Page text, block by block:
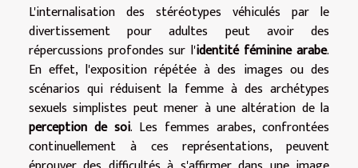
L'internalisation des stéréotypes véhiculés par le
divertissement pour adultes peut avoir des
répercussions profondes sur l'identité féminine arabe.
En effet, l'exposition répétée à des images ou des
scénarios qui réduisent la femme à des archétypes
sexuels simplistes peut mener à une altération de la
perception de soi. Les femmes arabes, confrontées
continuellement à ces représentations, peuvent